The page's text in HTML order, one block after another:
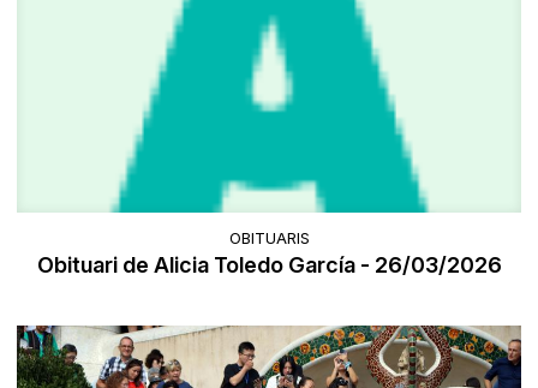
OBITUARIS
Obituari de Alicia Toledo García - 26/03/2026